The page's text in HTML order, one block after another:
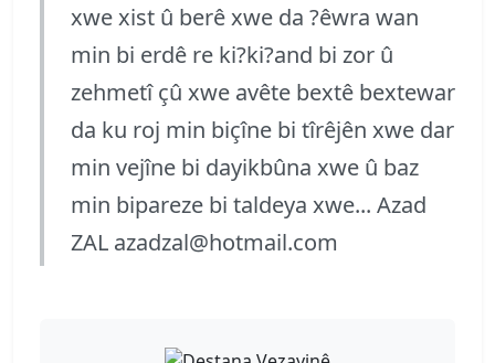
xwe xist û berê xwe da ?êwra wan
min bi erdê re ki?ki?and bi zor û
zehmetî çû xwe avête bextê bextewar
da ku roj min biçîne bi tîrêjên xwe dar
min vejîne bi dayikbûna xwe û baz
min bipareze bi taldeya xwe... Azad
ZAL azadzal@hotmail.com